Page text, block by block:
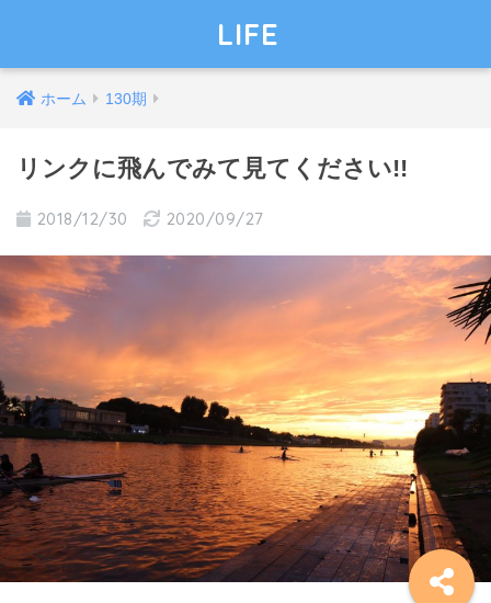
LIFE
ホーム 130期
リンクに飛んでみて見てください!!
2018/12/30 2020/09/27